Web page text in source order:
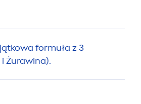
formuła z 3
Żurawina).